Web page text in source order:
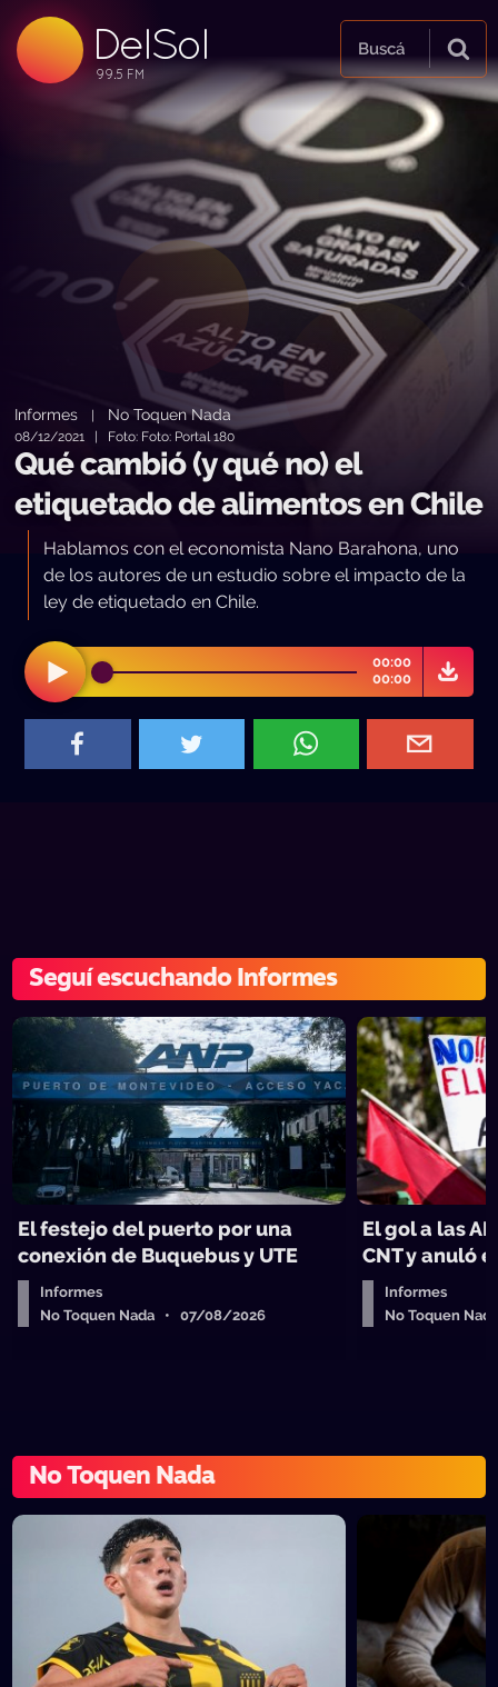
DelSol
99.5 FM
99.5 FM
99.5 FM
Buscá
Informes No Toquen Nada
08/12/2021 | Foto: Foto: Portal 180
Qué cambió (y qué no) el
etiquetado de alimentos en Chile
Hablamos con el economista Nano Barahona, uno
de los autores de un estudio sobre el impacto de la
ley de etiquetado en Chile.
00:00
00:00
Seguí escuchando Informes
El festejo del puerto por una
conexión de Buquebus y UTE
Informes
No Toquen Nada • 07/08/2026
El gol a las
CNT y anuló
Informes
No Toquen
No Toquen Nada